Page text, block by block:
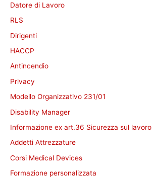
Datore di Lavoro
RLS
Dirigenti
HACCP
Antincendio
Privacy
Modello Organizzativo 231/01
Disability Manager
Informazione ex art.36 Sicurezza sul lavoro
Addetti Attrezzature
Corsi Medical Devices
Formazione personalizzata